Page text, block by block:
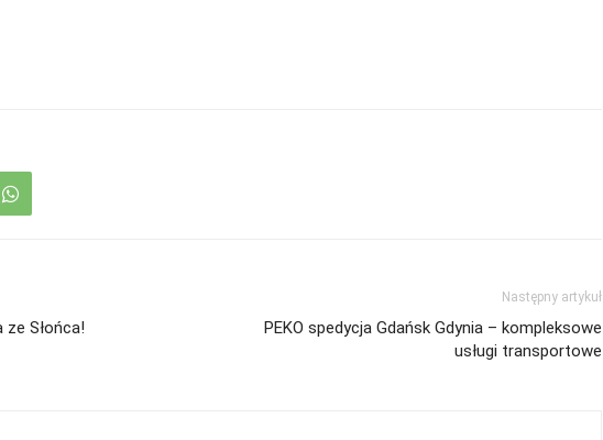
Słońca!
Następny artykuł
PEKO spedycja Gdańsk Gdynia – kompleksowe
usługi transportowe